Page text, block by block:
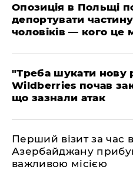
​Опозиція в Польщі
депортувати
чоловіків — кого це
​"Треба шукати нову
Wildberries почав
що зазнали атак
​Перший візит за час
Азербайджану
важливою місією